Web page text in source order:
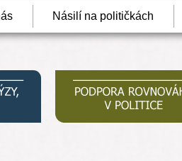
Násilí na političkách